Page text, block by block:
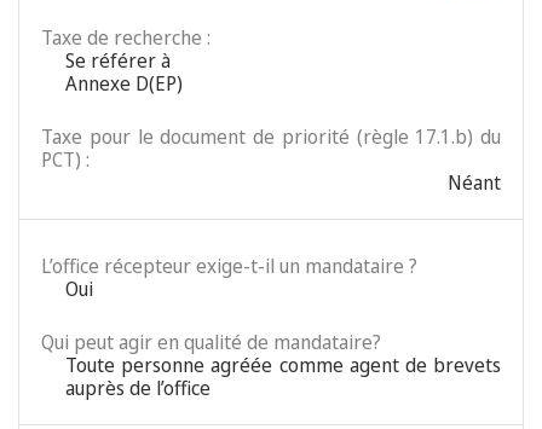
Taxe de recherche :
Se référer à
Annexe D(EP)
Taxe pour le document de priorité (règle 17.1.b) du
PCT) :
Néant
L’office récepteur exige-t-il un mandataire ?
Oui
Qui peut agir en qualité de mandataire?
Toute personne agréée comme agent de brevets
auprès de l’office